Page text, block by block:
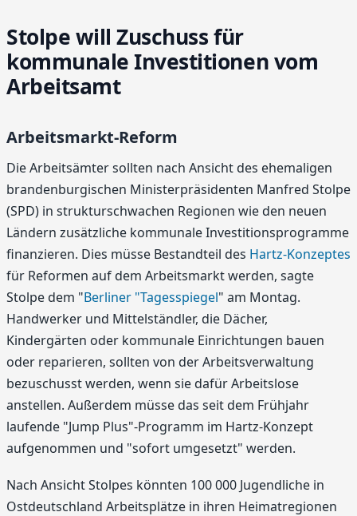
Stolpe will Zuschuss für
kommunale Investitionen vom
Arbeitsamt
Arbeitsmarkt-Reform
Die Arbeitsämter sollten nach Ansicht des ehemaligen
brandenburgischen Ministerpräsidenten Manfred Stolpe
(SPD) in strukturschwachen Regionen wie den neuen
Ländern zusätzliche kommunale Investitionsprogramme
finanzieren. Dies müsse Bestandteil des Hartz-Konzeptes
für Reformen auf dem Arbeitsmarkt werden, sagte
Stolpe dem "Berliner "Tagesspiegel" am Montag.
Handwerker und Mittelständler, die Dächer,
Kindergärten oder kommunale Einrichtungen bauen
oder reparieren, sollten von der Arbeitsverwaltung
bezuschusst werden, wenn sie dafür Arbeitslose
anstellen. Außerdem müsse das seit dem Frühjahr
laufende "Jump Plus"-Programm im Hartz-Konzept
aufgenommen und "sofort umgesetzt" werden.
Nach Ansicht Stolpes könnten 100 000 Jugendliche in
Ostdeutschland Arbeitsplätze in ihren Heimatregionen